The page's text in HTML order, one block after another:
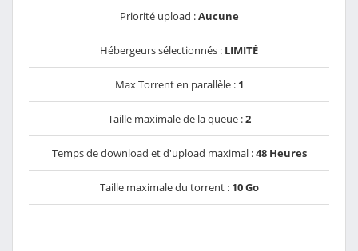
Priorité upload :Aucune
Hébergeurs sélectionnés : LIMITÉ
Max Torrent en parallèle : 1
Taille maximale de la queue :2
Temps de download et d'upload maximal :48 Heures
Taille maximale du torrent : 10 Go